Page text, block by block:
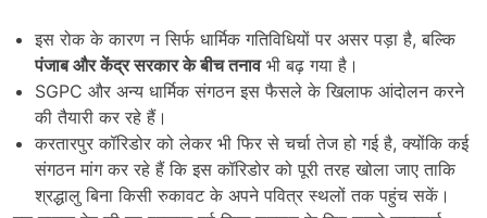
इस रोक के कारण न सिर्फ धार्मिक गतिविधियों पर असर पड़ा है, बल्कि
पंजाब और केंद्र सरकार के बीच तनावभी बढ़ गया है।
SGPC और अन्य धार्मिक संगठन इस फैसले के खिलाफ आंदोलन करने
की तैयारी कर रहे हैं।
करतारपुर कॉरिडोर को लेकर भी फिर से चर्चा तेज हो गई है, क्योंकि कई
संगठन मांग कर रहे हैं कि इस कॉरिडोर को पूरी तरह खोला जाए ताकि
श्रद्धालु बिना किसी रुकावट के अपने पवित्र स्थलों तक पहुंच सकें।